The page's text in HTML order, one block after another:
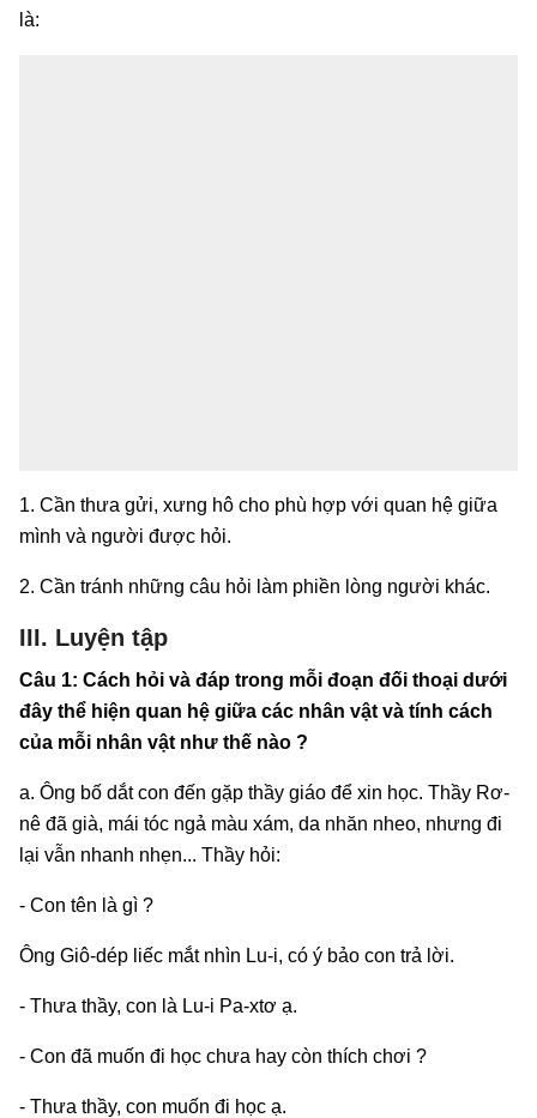
là:
1. Cần thưa gửi, xưng hô cho phù hợp với quan hệ giữa
mình và người được hỏi.
2. Cần tránh những câu hỏi làm phiền lòng người khác.
III. Luyện tập
Câu 1: Cách hỏi và đáp trong mỗi đoạn đối thoại dưới
đây thể hiện quan hệ giữa các nhân vật và tính cách
của mỗi nhân vật như thế nào ?
a. Ông bố dắt con đến gặp thầy giáo để xin học. Thầy Rơ-
nê đã già, mái tóc ngả màu xám, da nhăn nheo, nhưng đi
lại vẫn nhanh nhẹn... Thầy hỏi:
- Con tên là gì ?
Ông Giô-dép liếc mắt nhìn Lu-i, có ý bảo con trả lời.
- Thưa thầy, con là Lu-i Pa-xtơ ạ.
- Con đã muốn đi học chưa hay còn thích chơi ?
- Thưa thầy, con muốn đi học ạ.